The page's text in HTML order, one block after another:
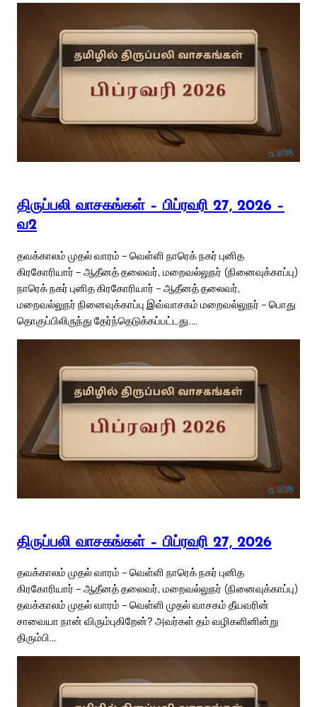
திருப்பலி வாசகங்கள் – பிப்ரவரி 27, 2026 –
வ2
தவக்காலம் முதல் வாரம் – வெள்ளி நாரெக் நகர் புனித
கிரகோரியார் – ஆதீனத் தலைவர், மறைவல்லுநர் (நினைவுக்காப்பு)
நாரெக் நகர் புனித கிரகோரியார் – ஆதீனத் தலைவர்,
மறைவல்லுநர் நினைவுக்காப்பு இவ்வாசகம் மறைவல்லுநர் – பொது
தொகுப்பிலிருந்து தேர்ந்தெடுக்கப்பட்டது.…
திருப்பலி வாசகங்கள் – பிப்ரவரி 27, 2026
தவக்காலம் முதல் வாரம் – வெள்ளி நாரெக் நகர் புனித
கிரகோரியார் – ஆதீனத் தலைவர், மறைவல்லுநர் (நினைவுக்காப்பு)
தவக்காலம் முதல் வாரம் – வெள்ளி முதல் வாசகம் தீயவரின்
சாவையா நான் விரும்புகிறேன்? அவர்கள் தம் வழிகளினின்று
திரும்பி…